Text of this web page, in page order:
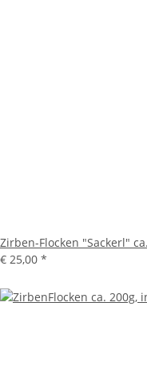
Zirben-Flocken "Sackerl"
€ 25,00 *